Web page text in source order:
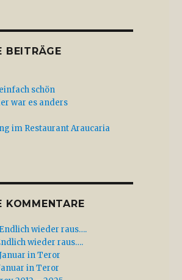
BEITRÄGE
schön
war es anders
im Restaurant Araucaria
KOMMENTARE
Endlich wieder raus….
wieder raus….
in Teror
in Teror